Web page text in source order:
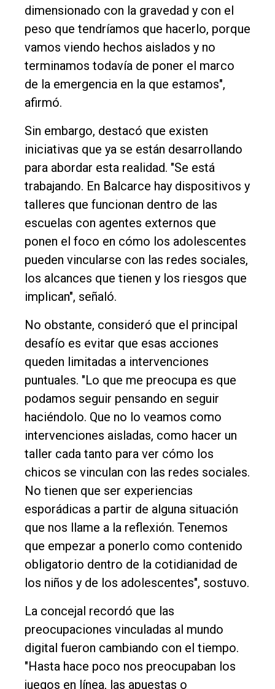
General
Política
Cultura
Entrevistas
Rural
Deportes
Fúnebres
Edición
Empresa
Nosotros
Contacto
dimensionado con la gravedad y con el
peso que tendríamos que hacerlo, porque
vamos viendo hechos aislados y no
terminamos todavía de poner el marco
de la emergencia en la que estamos",
afirmó.
Sin embargo, destacó que existen
iniciativas que ya se están desarrollando
para abordar esta realidad. "Se está
trabajando. En Balcarce hay dispositivos y
talleres que funcionan dentro de las
escuelas con agentes externos que
ponen el foco en cómo los adolescentes
pueden vincularse con las redes sociales,
los alcances que tienen y los riesgos que
implican", señaló.
No obstante, consideró que el principal
desafío es evitar que esas acciones
queden limitadas a intervenciones
puntuales. "Lo que me preocupa es que
podamos seguir pensando en seguir
haciéndolo. Que no lo veamos como
intervenciones aisladas, como hacer un
taller cada tanto para ver cómo los
chicos se vinculan con las redes sociales.
No tienen que ser experiencias
esporádicas a partir de alguna situación
que nos llame a la reflexión. Tenemos
que empezar a ponerlo como contenido
obligatorio dentro de la cotidianidad de
los niños y de los adolescentes", sostuvo.
La concejal recordó que las
preocupaciones vinculadas al mundo
digital fueron cambiando con el tiempo.
"Hasta hace poco nos preocupaban los
juegos en línea, las apuestas o